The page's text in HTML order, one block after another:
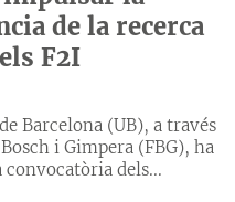
de la recerca
F2I
Barcelona (UB), a través
i Gimpera (FBG), ha
dels...